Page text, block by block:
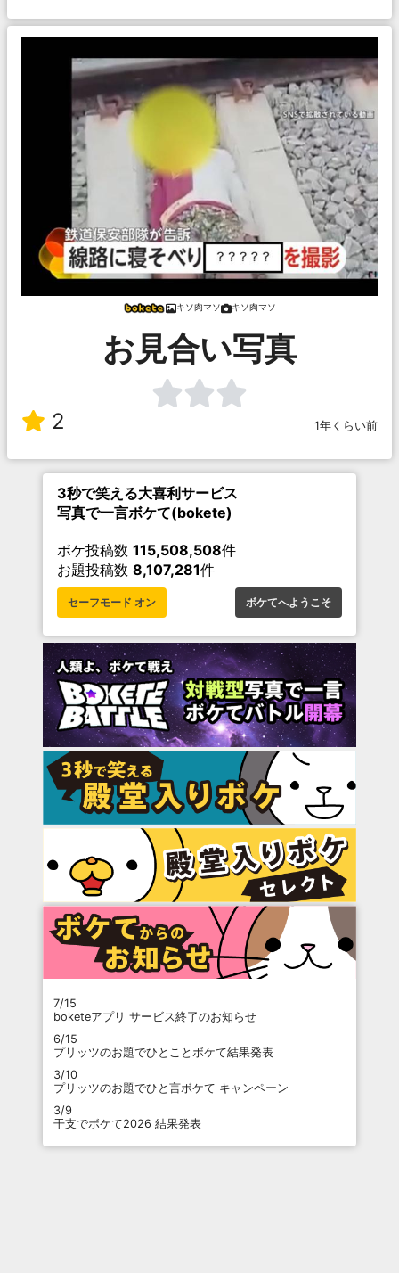
キソ肉マソ キソ肉マソ
お見合い写真
2 1年くらい前
3秒で笑える大喜利サービス
写真で一言ボケて(bokete)
ボケ投稿数 115,508,508件
お題投稿数 8,107,281件
セーフモード オン ボケてへようこそ
7/15
boketeアプリ サービス終了のお知らせ
6/15
プリッツのお題でひとことボケて結果発表
3/10
プリッツのお題でひと言ボケて キャンペーン
3/9
干支でボケて2026 結果発表